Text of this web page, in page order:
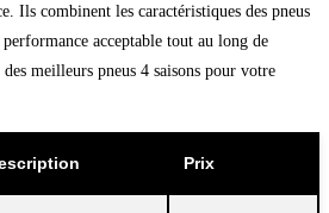
Ils combinent les caractéristiques des pneus
acceptable tout au long de
meilleurs pneus 4 saisons pour votre
Prix